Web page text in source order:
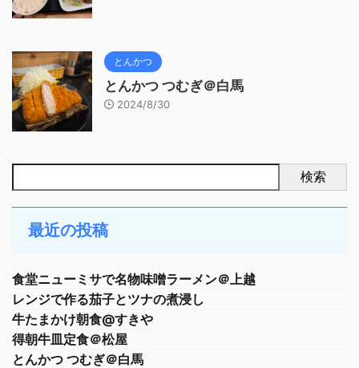
とんかつ
とんかつ つむぎ＠白馬
2024/8/30
検索
最近の投稿
食堂ニューミサで名物味噌ラーメン＠上越
レンジで作る茄子とツナの煮浸し
牛たまかけ朝食@すきや
得朝牛皿定食＠松屋
とんかつ つむぎ＠白馬